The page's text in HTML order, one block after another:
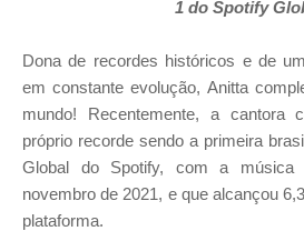
1 do Spotify
Dona de recordes históricos e de
em constante evolução, Anitta
mundo! Recentemente, a cantora
próprio recorde sendo a primeira
Global do Spotify, com a música
novembro de 2021, e que alcançou
plataforma.